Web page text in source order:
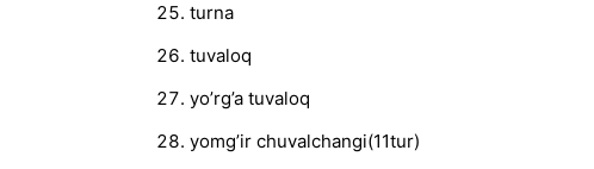
turna
tuvaloq
yo’rg’a tuvaloq
yomg’ir chuvalchangi(11tur)